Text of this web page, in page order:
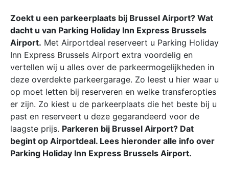
Zoekt u een parkeerplaats bij Brussel Airport? Wat
dacht u van Parking Holiday Inn Express Brussels
Airport. Met Airportdeal reserveert u Parking Holiday
Inn Express Brussels Airport extra voordelig en
vertellen wij u alles over de parkeermogelijkheden in
deze overdekte parkeergarage. Zo leest u hier waar u
op moet letten bij reserveren en welke transferopties
er zijn. Zo kiest u de parkeerplaats die het beste bij u
past en reserveert u deze gegarandeerd voor de
laagste prijs. Parkeren bij Brussel Airport? Dat
begint op Airportdeal. Lees hieronder alle info over
Parking Holiday Inn Express Brussels Airport.